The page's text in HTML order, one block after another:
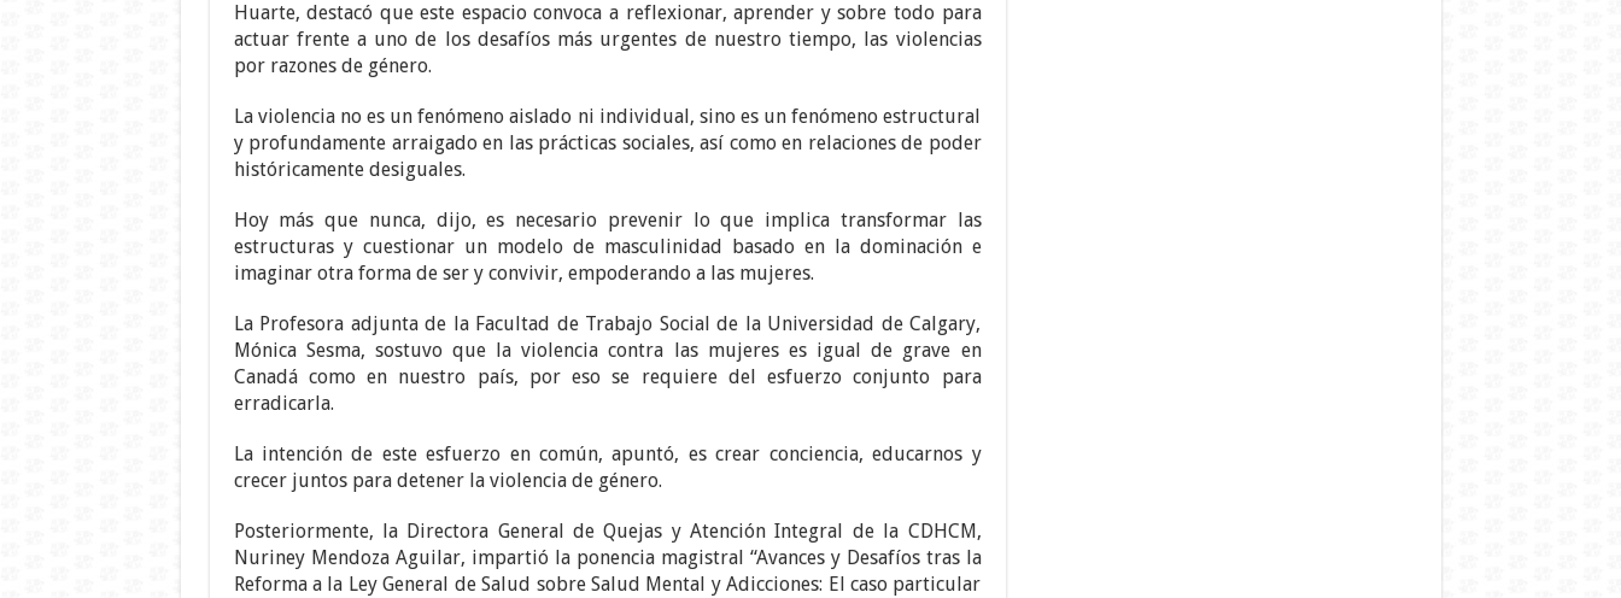
Huarte, destacó que este espacio convoca a reflexionar, aprender y sobre todo para
actuar frente a uno de los desafíos más urgentes de nuestro tiempo, las violencias
por razones de género.
La violencia no es un fenómeno aislado ni individual, sino es un fenómeno estructural
y profundamente arraigado en las prácticas sociales, así como en relaciones de poder
históricamente desiguales.
Hoy más que nunca, dijo, es necesario prevenir lo que implica transformar las
estructuras y cuestionar un modelo de masculinidad basado en la dominación e
imaginar otra forma de ser y convivir, empoderando a las mujeres.
La Profesora adjunta de la Facultad de Trabajo Social de la Universidad de Calgary,
Mónica Sesma, sostuvo que la violencia contra las mujeres es igual de grave en
Canadá como en nuestro país, por eso se requiere del esfuerzo conjunto para
erradicarla.
La intención de este esfuerzo en común, apuntó, es crear conciencia, educarnos y
crecer juntos para detener la violencia de género.
Posteriormente, la Directora General de Quejas y Atención Integral de la CDHCM,
Nuriney Mendoza Aguilar, impartió la ponencia magistral “Avances y Desafíos tras la
Reforma a la Ley General de Salud sobre Salud Mental y Adicciones: El caso particular